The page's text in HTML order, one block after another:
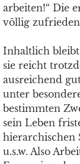
arbeiten!“ Die
völlig
Inhaltlich
sie reicht
ausreichend
unter
bestimmten
sein Leben
hierarchischen
u.s.w. Also